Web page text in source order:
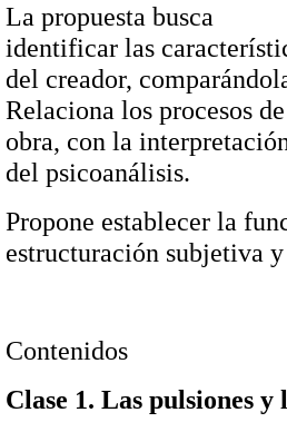
La propuesta busca
identificar las
del creador,
Relaciona los procesos
obra, con la
del psicoanálisis.
Propone establecer la
estructuración subjetiva
Contenidos
Clase 1. Las pulsiones y